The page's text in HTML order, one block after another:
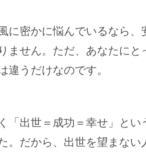
に密かに悩んでいるなら
ません。ただ、あなたに
違うだけなのです。
「出世＝成功＝幸せ」と
。だから、出世を望まな